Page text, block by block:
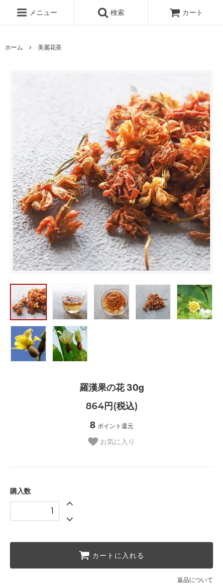
メニュー 検索 カート
ホーム 美麗花茶
羅漢果の花 30g
864円(税込)
8 ポイント還元
お気に入り
購入数
カートに入れる
返品について